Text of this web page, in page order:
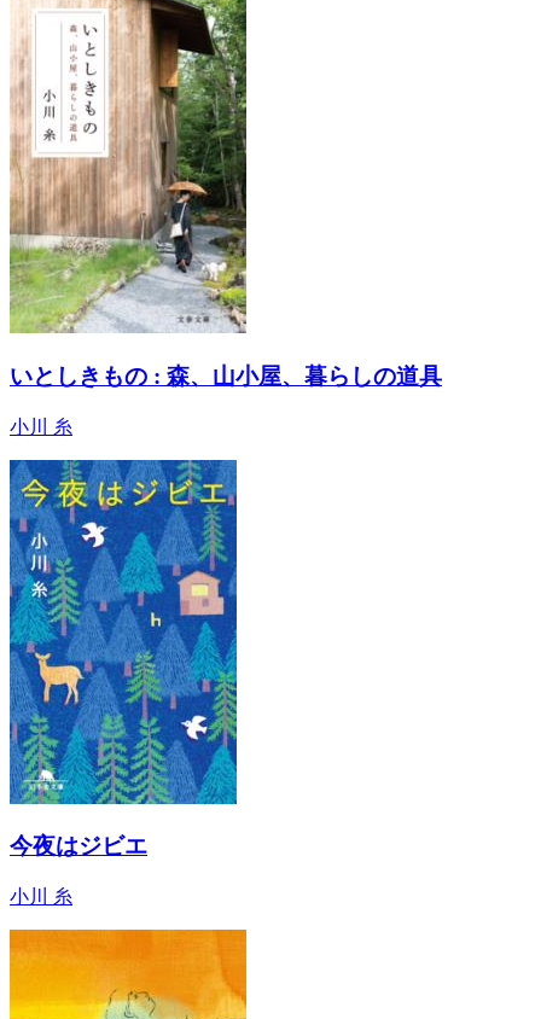
いとしきもの : 森、山小屋、暮らしの道具
小川 糸
今夜はジビエ
小川 糸